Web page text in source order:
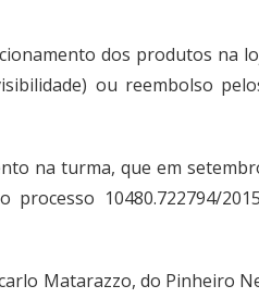
dos produtos na
ou reembolso
na turma, que em
10480.722794/
Matarazzo, do Pinheiro